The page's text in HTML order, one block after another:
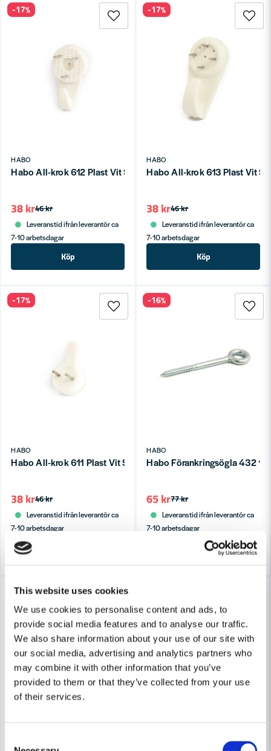
This website uses cookies
We use cookies to personalise content and ads, to
provide social media features and to analyse our traffic.
We also share information about your use of our site with
our social media, advertising and analytics partners who
may combine it with other information that you’ve
provided to them or that they’ve collected from your use
of their services.
HABO
Habo All-krok 612 Plast Vit SB
46 kr
38 kr
Leveranstid ifrån leverantör ca
7-10 arbetsdagar
Köp
-17%
HABO
Habo All-krok 613 Plast Vit SB
46 kr
38 kr
Leveranstid ifrån leverantör ca
7-10 arbetsdagar
Köp
-17%
HABO
Habo All-krok 611 Plast Vit SB
46 kr
38 kr
Leveranstid ifrån leverantör ca
7-10 arbetsdagar
-17%
HABO
Habo Förankringsögla 432
77 kr
65 kr
Leveranstid ifrån leverantör ca
7-10 arbetsdagar
Köp
-16%
HABO
Habo Förankringsögla 432 100x8x15 Galv SB
-16%
HABO
Habo Förankringsögla 432B